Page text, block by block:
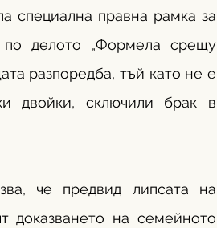
специална правна рамка за
делото „Формела срещу
разпоредба, тъй като не е
двойки, сключили брак в
че предвид липсата на
доказването на семейното